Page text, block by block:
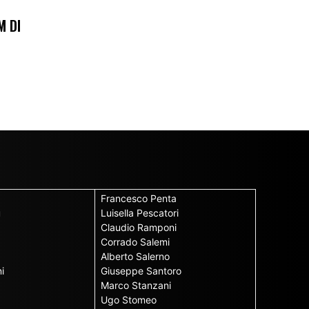
DI
Francesco Penta
Luisella Pescatori
Claudio Ramponi
Corrado Salemi
Alberto Salerno
Giuseppe Santoro
Marco Stanzani
Ugo Stomeo